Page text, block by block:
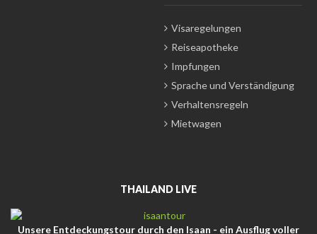
Visaregelungen
Reiseapotheke
Impfungen
Sprache und Verständigung
Verhaltensregeln
Mietwagen
THAILAND LIVE
Unsere Entdeckungstour durch den Isaan - ein Ausflug voller